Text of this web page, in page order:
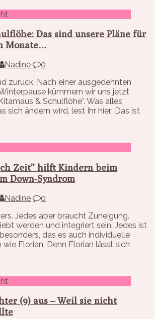
Das sind unsere Pläne für
Monate…
Nadine
0
zurück. Nach einer ausgedehnten
kümmern wir uns jetzt
& Schulflöhe”. Was alles
sich ändern wird, lest Ihr hier: Das ist
Zeit” hilft Kindern beim
Down-Syndrom
Nadine
0
Jedes aber braucht Zuneigung.
werden und integriert sein. Jedes ist
das es auch individuelle
Florian. Denn Florian lässt sich
(9) aus – Weil sie nicht